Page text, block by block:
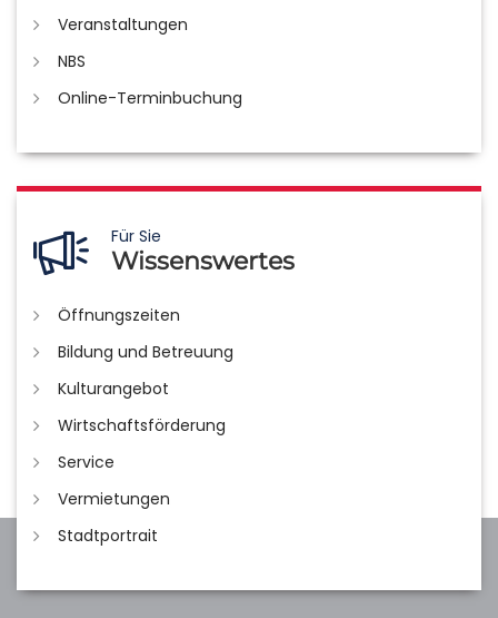
Veranstaltungen
NBS
Online-Terminbuchung
Für Sie
Wissenswertes
Öffnungszeiten
Bildung und Betreuung
Kulturangebot
Wirtschaftsförderung
Service
Vermietungen
Stadtportrait